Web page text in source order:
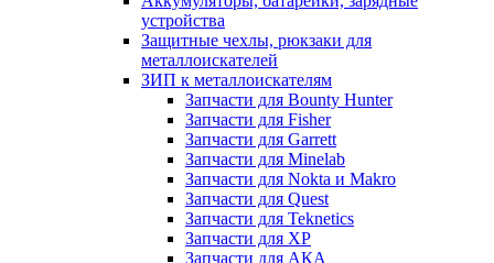
устройства
Защитные чехлы, рюкзаки для
металлоискателей
ЗИП к металлоискателям
Запчасти для Bounty Hunter
Запчасти для Fisher
Запчасти для Garrett
Запчасти для Minelab
Запчасти для Nokta и Makro
Запчасти для Quest
Запчасти для Teknetics
Запчасти для XP
Запчасти для АКА